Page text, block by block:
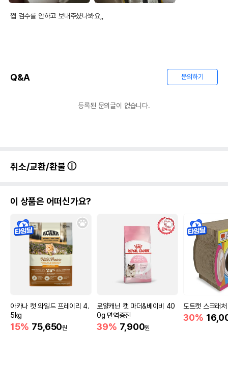
쩝 검수를 안하고 보내주샸나봐요,,
Q&A 문의하기
등록된 문의글이 없습니다.
취소/교환/환불
이 상품은 어떠신가요?
아카나 캣 와일드 프레이리 4.
5kg
15% 75,650원
로얄캐닌 캣 마더&베이비 40
0g 면역증진
39% 7,900원
도트캣 스크래
30%